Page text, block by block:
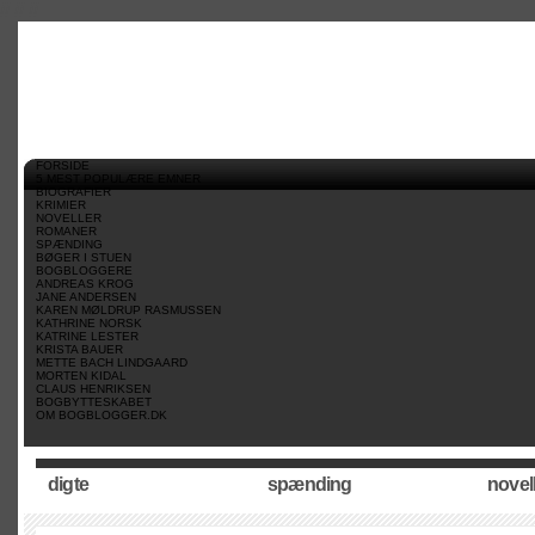
FORSIDE
5 MEST POPULÆRE EMNER
BIOGRAFIER
KRIMIER
NOVELLER
ROMANER
SPÆNDING
BØGER I STUEN
BOGBLOGGERE
ANDREAS KROG
JANE ANDERSEN
KAREN MØLDRUP RASMUSSEN
KATHRINE NORSK
KATRINE LESTER
KRISTA BAUER
METTE BACH LINDGAARD
MORTEN KIDAL
CLAUS HENRIKSEN
BOGBYTTESKABET
OM BOGBLOGGER.DK
digte spænding